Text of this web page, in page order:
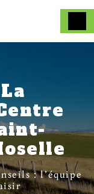
: l’équipe